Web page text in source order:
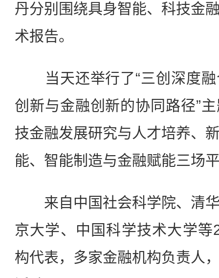
丹分别围绕具身智能、科技金
术报告。
当天还举行了“三创深度融
创新与金融创新的协同路径”
技金融发展研究与人才培养、
能、智能制造与金融赋能三场
来自中国社会科学院、清华
京大学、中国科学技术大学
构代表，多家金融机构负责人